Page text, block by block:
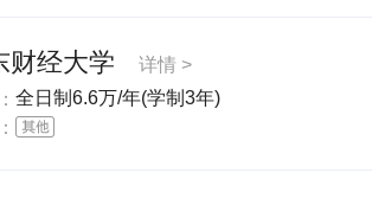
财经大学
详情 >
全日制6.6万/年(学制3年)